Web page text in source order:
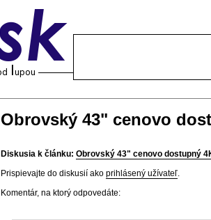
Obrovský 43" cenovo
Diskusia k článku: Obrovský 43" cenovo dostupný
Prispievajte do diskusií ako prihlásený užívateľ.
Komentár, na ktorý odpovedáte: